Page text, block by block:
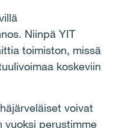
Niinpä YIT
toimiston, missä
koskeviin
voivat
vuoksi perustimme